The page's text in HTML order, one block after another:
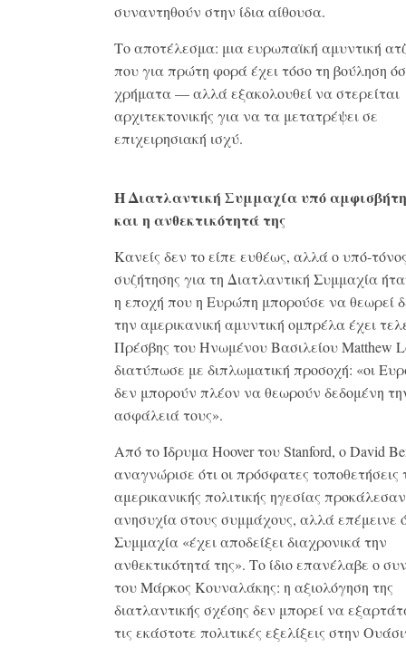
συναντηθούν στην ίδια αίθουσα.
Το αποτέλεσμα: μια ευρωπαϊκή αμυντική
που για πρώτη φορά έχει τόσο τη βούληση
χρήματα — αλλά εξακολουθεί να στερείται
αρχιτεκτονικής για να τα μετατρέψει σε
επιχειρησιακή ισχύ.
Η Διατλαντική Συμμαχία υπό
και η ανθεκτικότητά της
Κανείς δεν το είπε ευθέως, αλλά ο υπό-
συζήτησης για τη Διατλαντική Συμμαχία
η εποχή που η Ευρώπη μπορούσε να θεωρεί
την αμερικανική αμυντική ομπρέλα έχει
Πρέσβης του Ηνωμένου Βασιλείου Matthew
διατύπωσε με διπλωματική προσοχή: «οι
δεν μπορούν πλέον να θεωρούν δεδομένη
ασφάλειά τους».
Από τo Ίδρυμα Hoover του Stanford, ο David
αναγνώρισε ότι οι πρόσφατες τοποθετήσεις
αμερικανικής πολιτικής ηγεσίας προκάλεσαν
ανησυχία στους συμμάχους, αλλά επέμεινε
Συμμαχία «έχει αποδείξει διαχρονικά την
ανθεκτικότητά της». Το ίδιο επανέλαβε ο
του Μάρκος Κουναλάκης: η αξιολόγηση της
διατλαντικής σχέσης δεν μπορεί να
τις εκάστοτε πολιτικές εξελίξεις στην